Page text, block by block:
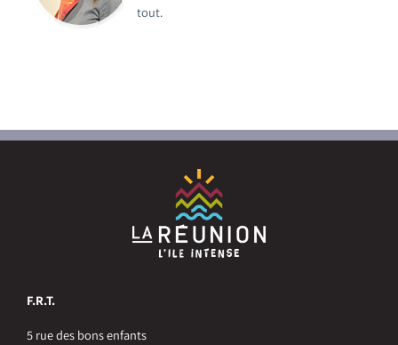
tout.
F.R.T.
5 rue des bons enfants